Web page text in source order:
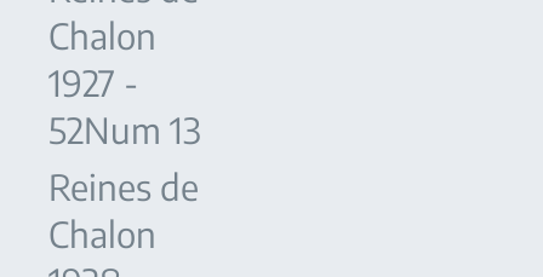
Chalon
1927 -
52Num 13
Reines de
Chalon